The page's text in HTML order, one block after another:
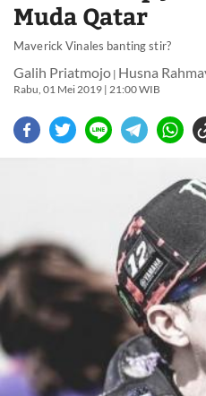
Muda Qatar
Maverick Vinales banting stir?
Galih Priatmojo | Husna
Rabu, 01 Mei 2019 | 21:00 WIB